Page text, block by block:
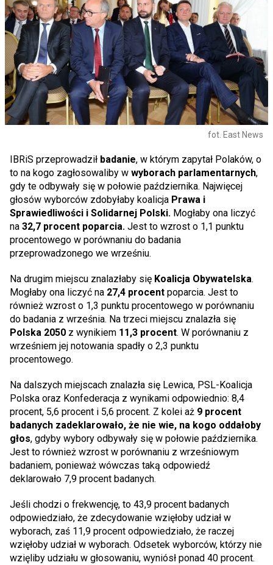
fot. East News
IBRiS przeprowadził badanie, w którym zapytał Polaków, o
to na kogo zagłosowaliby w wyborach parlamentarnych,
gdy te odbywały się w połowie października. Najwięcej
głosów wyborców zdobyłaby koalicja Prawa i
Sprawiedliwości i Solidarnej Polski. Mogłaby ona liczyć
na 32,7 procent poparcia. Jest to wzrost o 1,1 punktu
procentowego w porównaniu do badania
przeprowadzonego we wrześniu.
Na drugim miejscu znalazłaby się Koalicja Obywatelska.
Mogłaby ona liczyć na 27,4 procent poparcia. Jest to
również wzrost o 1,3 punktu procentowego w porównaniu
do badania z września. Na trzeci miejscu znalazła się
Polska 2050 z wynikiem 11,3 procent. W porównaniu z
wrześniem jej notowania spadły o 2,3 punktu
procentowego.
Na dalszych miejscach znalazła się Lewica, PSL-Koalicja
Polska oraz Konfederacja z wynikami odpowiednio: 8,4
procent, 5,6 procent i 5,6 procent. Z kolei aż 9 procent
badanych zadeklarowało, że nie wie, na kogo oddałoby
głos, gdyby wybory odbywały się w połowie października.
Jest to również wzrost w porównaniu z wrześniowym
badaniem, ponieważ wówczas taką odpowiedź
deklarowało 7,9 procent badanych.
Jeśli chodzi o frekwencję, to 43,9 procent badanych
odpowiedziało, że zdecydowanie wzięłoby udział w
wyborach, zaś 11,9 procent odpowiedziało, że raczej
wzięłoby udział w wyborach. Odsetek wyborców, którzy nie
wzięliby udziału w głosowaniu, wyniósł ponad 40 procent.